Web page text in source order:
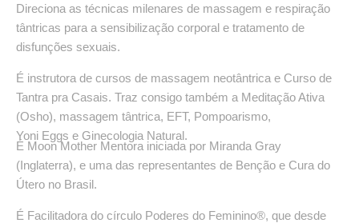
Direciona as técnicas milenares de massagem e respiração
tântricas para a sensibilização corporal e tratamento de
disfunções sexuais.
É instrutora de cursos de massagem neotântrica e Curso de
Tantra pra Casais. Traz consigo também a Meditação Ativa
(Osho), massagem tântrica, EFT, Pompoarismo,
Yoni Eggs e Ginecologia Natural.
É Moon Mother Mentora iniciada por Miranda Gray
(Inglaterra), e uma das representantes de Benção e Cura do
Útero no Brasil.
É Facilitadora do círculo Poderes do Feminino®, que desde